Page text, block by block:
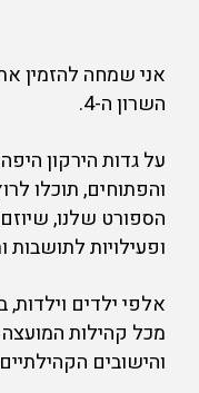
אני שמחה להזמין
השרון ה-4.
על גדות הירקון
והפתוחים, תוכלו
הספורט שלנו,
ופעילויות
אלפי ילדים
מכל קהילות
והישובים